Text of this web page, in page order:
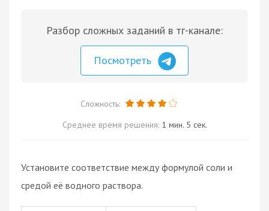
Разбор сложных заданий в тг-канале:
Посмотреть
Сложность:
Среднее время решения: 1 мин. 5 сек.
Установите соответствие между формулой соли и
средой её водного раствора.